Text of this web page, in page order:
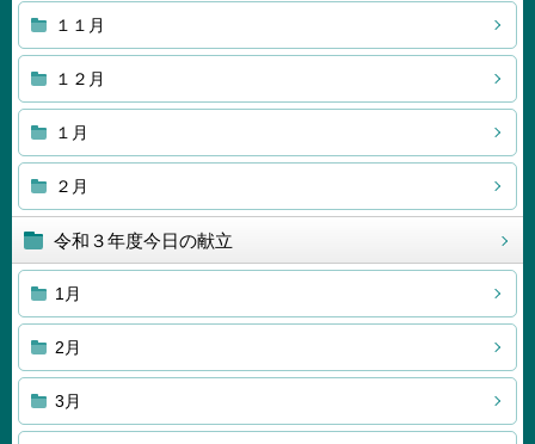
１１月
１２月
１月
２月
令和３年度今日の献立
1月
2月
3月